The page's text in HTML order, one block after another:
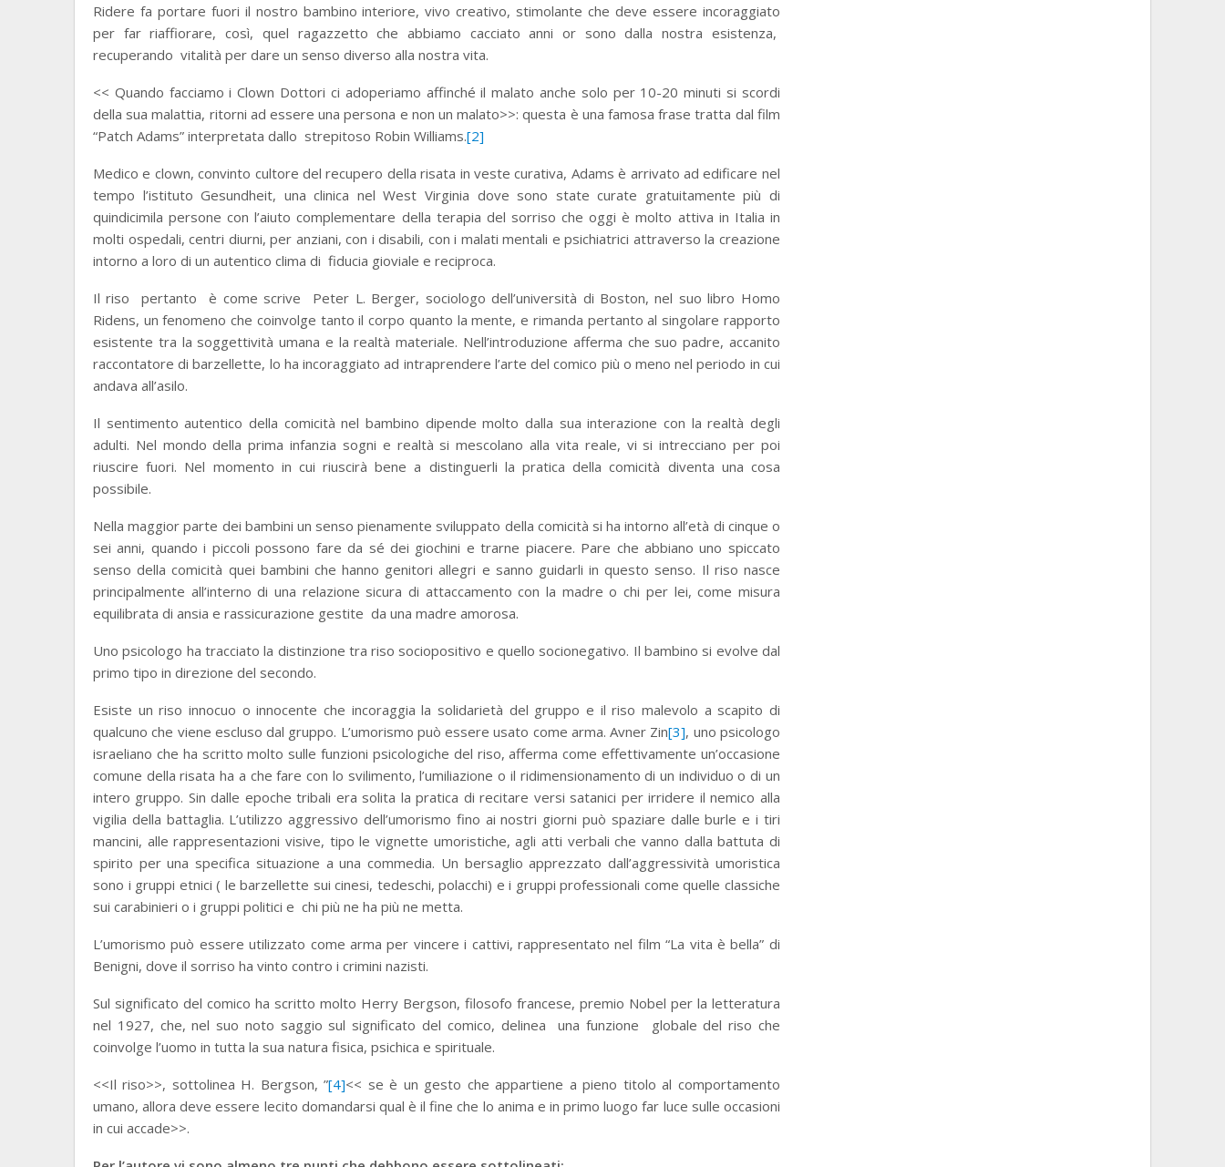
Ridere fa portare fuori il nostro bambino interiore, vivo creativo, stimolante che deve essere incoraggiato
per far riaffiorare, così, quel ragazzetto che abbiamo cacciato anni or sono dalla nostra esistenza,
recuperando vitalità per dare un senso diverso alla nostra vita.
<< Quando facciamo i Clown Dottori ci adoperiamo affinché il malato anche solo per 10-20 minuti si scordi
della sua malattia, ritorni ad essere una persona e non un malato>>: questa è una famosa frase tratta dal film
“Patch Adams” interpretata dallo strepitoso Robin Williams.[2]
Medico e clown, convinto cultore del recupero della risata in veste curativa, Adams è arrivato ad edificare nel
tempo l’istituto Gesundheit, una clinica nel West Virginia dove sono state curate gratuitamente più di
quindicimila persone con l’aiuto complementare della terapia del sorriso che oggi è molto attiva in Italia in
molti ospedali, centri diurni, per anziani, con i disabili, con i malati mentali e psichiatrici attraverso la creazione
intorno a loro di un autentico clima di fiducia gioviale e reciproca.
Il riso pertanto è come scrive Peter L. Berger, sociologo dell’università di Boston, nel suo libro Homo
Ridens, un fenomeno che coinvolge tanto il corpo quanto la mente, e rimanda pertanto al singolare rapporto
esistente tra la soggettività umana e la realtà materiale. Nell’introduzione afferma che suo padre, accanito
raccontatore di barzellette, lo ha incoraggiato ad intraprendere l’arte del comico più o meno nel periodo in cui
andava all’asilo.
Il sentimento autentico della comicità nel bambino dipende molto dalla sua interazione con la realtà degli
adulti. Nel mondo della prima infanzia sogni e realtà si mescolano alla vita reale, vi si intrecciano per poi
riuscire fuori. Nel momento in cui riuscirà bene a distinguerli la pratica della comicità diventa una cosa
possibile.
Nella maggior parte dei bambini un senso pienamente sviluppato della comicità si ha intorno all’età di cinque o
sei anni, quando i piccoli possono fare da sé dei giochini e trarne piacere. Pare che abbiano uno spiccato
senso della comicità quei bambini che hanno genitori allegri e sanno guidarli in questo senso. Il riso nasce
principalmente all’interno di una relazione sicura di attaccamento con la madre o chi per lei, come misura
equilibrata di ansia e rassicurazione gestite da una madre amorosa.
Uno psicologo ha tracciato la distinzione tra riso sociopositivo e quello socionegativo. Il bambino si evolve dal
primo tipo in direzione del secondo.
Esiste un riso innocuo o innocente che incoraggia la solidarietà del gruppo e il riso malevolo a scapito di
qualcuno che viene escluso dal gruppo. L’umorismo può essere usato come arma. Avner Zin[3], uno psicologo
israeliano che ha scritto molto sulle funzioni psicologiche del riso, afferma come effettivamente un’occasione
comune della risata ha a che fare con lo svilimento, l’umiliazione o il ridimensionamento di un individuo o di un
intero gruppo. Sin dalle epoche tribali era solita la pratica di recitare versi satanici per irridere il nemico alla
vigilia della battaglia. L’utilizzo aggressivo dell’umorismo fino ai nostri giorni può spaziare dalle burle e i tiri
mancini, alle rappresentazioni visive, tipo le vignette umoristiche, agli atti verbali che vanno dalla battuta di
spirito per una specifica situazione a una commedia. Un bersaglio apprezzato dall’aggressività umoristica
sono i gruppi etnici ( le barzellette sui cinesi, tedeschi, polacchi) e i gruppi professionali come quelle classiche
sui carabinieri o i gruppi politici e chi più ne ha più ne metta.
L’umorismo può essere utilizzato come arma per vincere i cattivi, rappresentato nel film “La vita è bella” di
Benigni, dove il sorriso ha vinto contro i crimini nazisti.
Sul significato del comico ha scritto molto Herry Bergson, filosofo francese, premio Nobel per la letteratura
nel 1927, che, nel suo noto saggio sul significato del comico, delinea una funzione globale del riso che
coinvolge l’uomo in tutta la sua natura fisica, psichica e spirituale.
<<Il riso>>, sottolinea H. Bergson, ”[4]<< se è un gesto che appartiene a pieno titolo al comportamento
umano, allora deve essere lecito domandarsi qual è il fine che lo anima e in primo luogo far luce sulle occasioni
in cui accade>>.